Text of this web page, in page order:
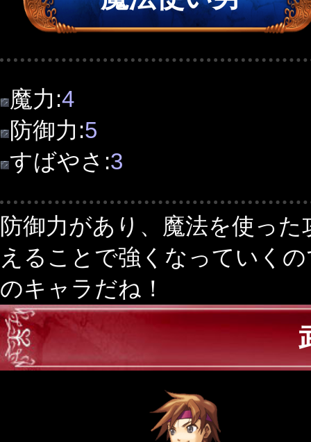
魔力:4
防御力:5
すばやさ:3
防御力があり、魔法を使っ
えることで強くなっていく
のキャラだね！